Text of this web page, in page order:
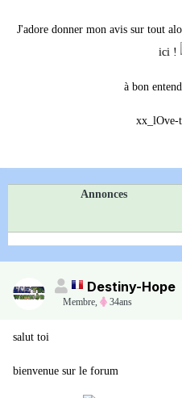
J'adore donner mon avis sur tout
ici !
à bon
xx_lOve-
Annonces
Destiny-Hope
Membre, 34ans
salut toi
bienvenue sur le forum